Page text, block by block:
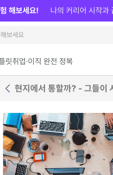
릿취업·이직 완전 정복
해보세요! 나의 커리어 시작과
현지에서 통할까? - 그들이